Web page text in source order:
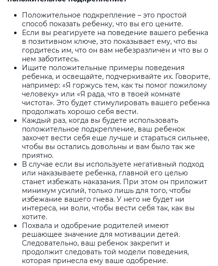
Положительное подкрепление – это простой
способ показать ребенку, что вы его цените.
Если вы реагируете на поведение вашего ребенка
в позитивном ключе, это показывает ему, что вы
гордитесь им, что он вам небезразличен и что вы о
нем заботитесь.
Ищите положительные примеры поведения
ребенка, и освещайте, подчеркивайте их. Говорите,
например: «Я горжусь тем, как ты помог пожилому
человеку» или «Я рада, что в твоей комнате
чистота». Это будет стимулировать вашего ребенка
продолжать хорошо себя вести.
Каждый раз, когда вы будете использовать
положительное подкрепление, ваш ребенок
захочет вести себя еще лучше и стараться сильнее,
чтобы вы остались довольны и вам было так же
приятно.
В случае если вы используете негативный подход
или наказываете ребенка, главной его целью
станет избежать наказания. При этом он приложит
минимум усилий, только лишь для того, чтобы
избежание вашего гнева. У него не будет ни
интереса, ни воли, чтобы вести себя так, как вы
хотите.
Похвала и одобрение родителей имеют
решающее значение для мотивации детей.
Следовательно, ваш ребенок закрепит и
продолжит следовать той модели поведения,
которая принесла ему ваше одобрение.